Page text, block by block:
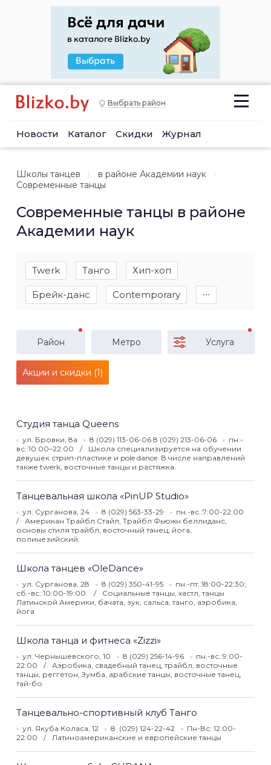
Выбрать район
Новости Каталог Скидки Журнал
Школы танцев
в районе Академии наук
Современные танцы
Современные танцы в районе
Академии наук
Twerk Танго Хип-хоп
Брейк-данс Contemporary ∙∙∙
Район Метро Услуга
Акции и скидки (1)
Студия танца Queens
ул. Бровки, 8а 8 (029) 113-06-06 8 (029) 213-06-06
пн.-
вс.:10:00–22:00
Школа специализируется на обучении
девушек стрип-пластике и pole dance. В числе направлений
также twerk, восточные танцы и растяжка.
Танцевальная школа «PinUP Studio»
ул. Сурганова, 24 8 (029) 563-33-29
пн.-вс.:7:00-22:00
Американ Трайбл Стайл, Трайбл Фьюжн беллиданс,
основы стиля трайбл, восточный танец, йога,
полинезийский.
Школа танцев «OleDance»
ул. Сурганова, 28 8 (029) 350-41-95
пн.-пт.:18:00-22:30;
сб.-вс.:10:00-19:00.
Социальные танцы, хастл, танцы
Латинской Америки, бачата, зук, сальса, танго, аэробика,
йога
Школа танца и фитнеса «Zizzi»
ул. Чернышевского, 10 8 (029) 256-14-96
пн.-вс.:9:00-
22:00
Аэробика, свадебный танец, трайбл, восточные
танцы, реггетон, Зумба, арабские танцы, восточные танец,
тай-бо
Танцевально-спортивный клуб Танго
ул. Якуба Коласа, 12 8 (029) 124-22-42
Пн-Вс: 12:00-
22:00
Латиноамериканские и европейские танцы